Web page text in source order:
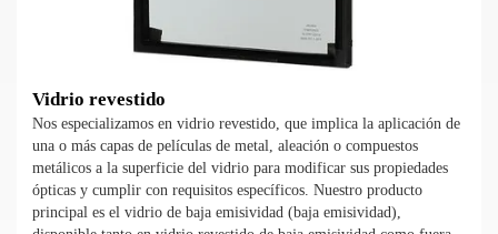
Vidrio revestido
Nos especializamos en vidrio revestido, que implica la aplicación de
una o más capas de películas de metal, aleación o compuestos
metálicos a la superficie del vidrio para modificar sus propiedades
ópticas y cumplir con requisitos específicos. Nuestro producto
principal es el vidrio de baja emisividad (baja emisividad),